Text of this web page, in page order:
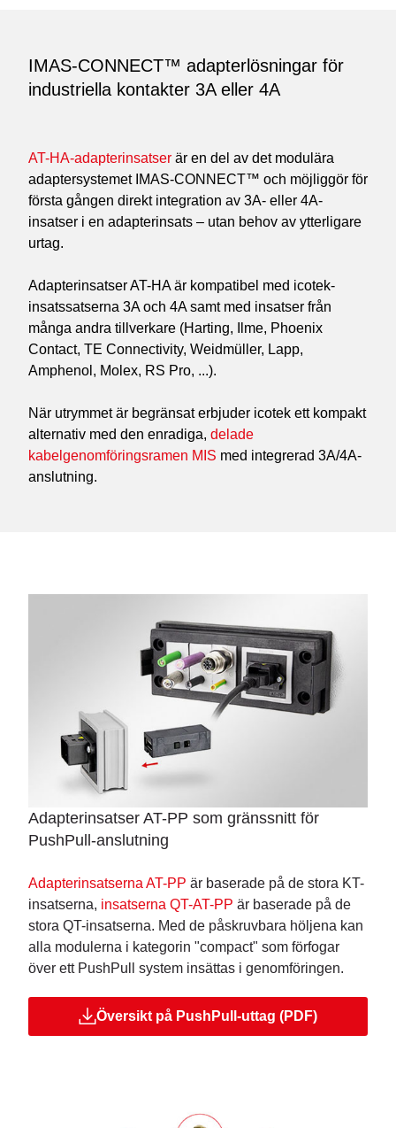
IMAS-CONNECT™ adapterlösningar för
industriella kontakter 3A eller 4A
AT-HA-adapterinsatser är en del av det modulära
adaptersystemet IMAS-CONNECT™ och möjliggör för
första gången direkt integration av 3A- eller 4A-
insatser i en adapterinsats – utan behov av ytterligare
urtag.
Adapterinsatser AT-HA är kompatibel med icotek-
insatssatserna 3A och 4A samt med insatser från
många andra tillverkare (Harting, Ilme, Phoenix
Contact, TE Connectivity, Weidmüller, Lapp,
Amphenol, Molex, RS Pro, ...).
När utrymmet är begränsat erbjuder icotek ett kompakt
alternativ med den enradiga, delade
kabelgenomföringsramen MIS med integrerad 3A/4A-
anslutning.
Adapterinsatser AT-PP som gränssnitt för
PushPull-anslutning
Adapterinsatserna AT-PP är baserade på de stora KT-
insatserna, insatserna QT-AT-PP är baserade på de
stora QT-insatserna. Med de påskruvbara höljena kan
alla modulerna i kategorin "compact" som förfogar
över ett PushPull system insättas i genomföringen.
Översikt på PushPull-uttag (PDF)